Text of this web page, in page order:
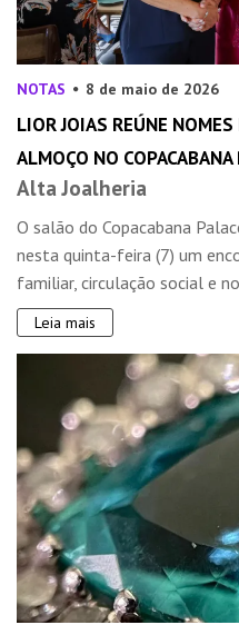
NOTAS 8 de maio de 2026
LIOR JOIAS REÚNE
ALMOÇO NO COPACABANA
Alta Joalheria
O salão do Copacabana
nesta quinta-feira (7) um
familiar, circulação social e
Leia mais